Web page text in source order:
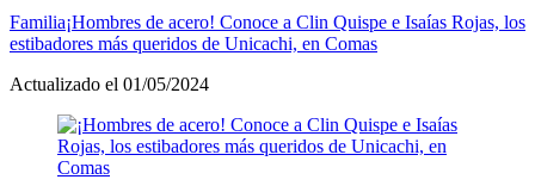
Familia¡Hombres de acero! Conoce a Clin Quispe e Isaías Rojas, los
estibadores más queridos de Unicachi, en Comas
Actualizado el 01/05/2024